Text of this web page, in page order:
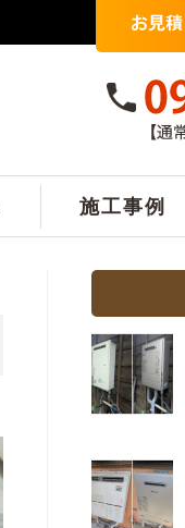
施工事例